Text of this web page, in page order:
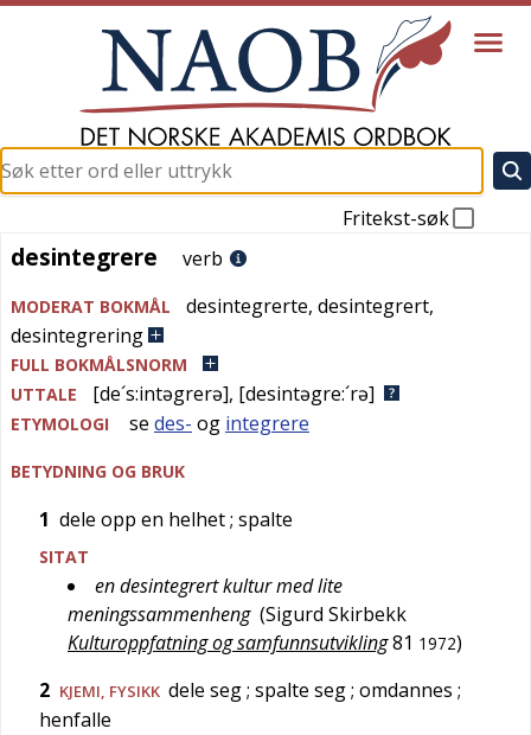
Fritekst-søk
desintegrere
desintegrere verb
MODERAT BOKMÅL desintegrerte, desintegrert,
desintegrering
FULL BOKMÅLSNORM
UTTALE
[de´s:intəgrerə], [desintəgre:´rə]
ETYMOLOGI se des- og integrere
BETYDNING OG BRUK
1 dele opp en helhet; spalte
SITAT
en desintegrert kultur med lite
meningssammenheng (Sigurd Skirbekk
Kulturoppfatning og samfunnsutvikling81 1972)
2 KJEMI, FYSIKK dele seg; spalte seg; omdannes ;
henfalle